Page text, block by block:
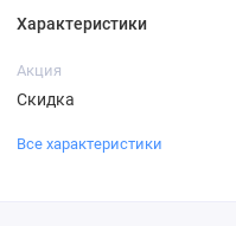
Характеристики
Акция
Скидка
Все характеристики